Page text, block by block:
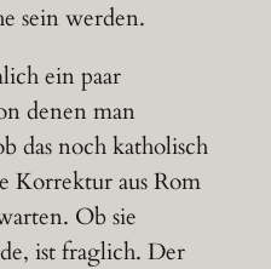
sein werden.
ein paar
denen man
das noch katholisch
Korrektur aus Rom
Ob sie
ist fraglich. Der